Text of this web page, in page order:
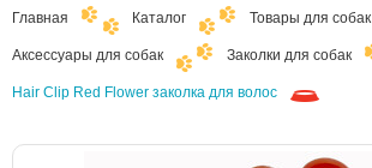
Главная Каталог Товары для собак
Аксессуары для собак Заколки для собак
Hair Clip Red Flower заколка для волос